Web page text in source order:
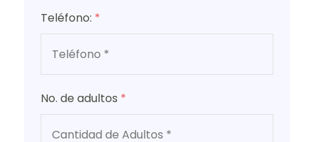
Teléfono: *
No. de adultos *